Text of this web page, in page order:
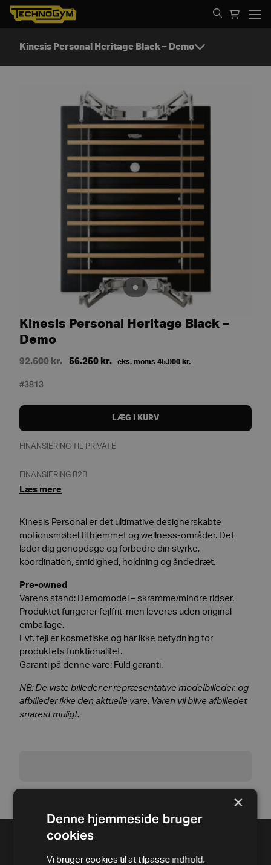
Spring til indhold
Kinesis Personal Heritage Black – Demo
Kinesis Personal Heritage Black –
Demo
92.600kr.
Original
56.250 kr.Current
eks. moms 45.000 kr.
#3813
LÆG I KURV
FINANSIERING TIL PRIVATE
FINANSIERING B2B
Læs mere
Kinesis Personal er det ultimative designerskabte
motionsmøbel til hjemmet og wellness-områder. Det
lader dig genopdage og forbedre din styrke,
koordination, smidighed, holdning og åndedræt.
Pre-owned
Varens stand: Demomodel – skramme/mindre ridser.
Produktet fungerer fejlfrit, men leveres uden original
emballage.
Evt. fejl er kosmetiske og har ikke betydning for
produktets funktionalitet.
Garanti på denne vare: Fuld garanti.
NB: De viste billeder er repræsentative modelbilleder, og
afbilleder ikke den aktuelle vare. Varen vil blive afbilledet
snarest muligt.
×
Denne hjemmeside bruger
cookies
Vi bruger cookies til at tilpasse indhold,